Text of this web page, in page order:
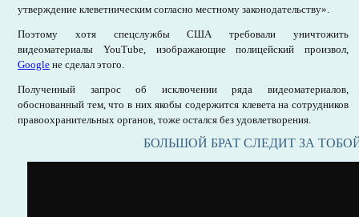
утверждение клеветническим согласно местному законодательству».
Поэтому хотя спецслужбы США требовали уничтожить
видеоматериалы YouTube, изображающие полицейский произвол,
Google не сделал этого.
Полученный запрос об исключении ряда видеоматериалов,
обоснованный тем, что в них якобы содержится клевета на сотрудников
правоохранительных органов, тоже остался без удовлетворения.
БОЛЬШОЙ БРАТ СЛЕДИТ ЗА